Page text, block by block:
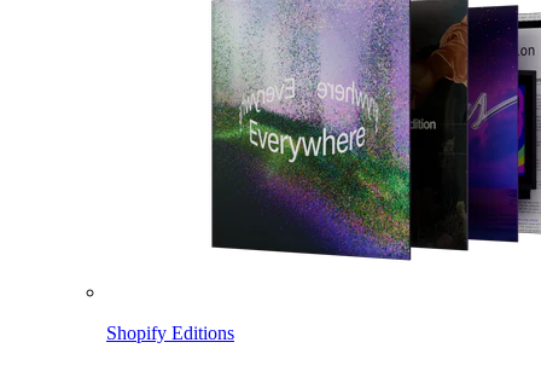
Shopify Editions